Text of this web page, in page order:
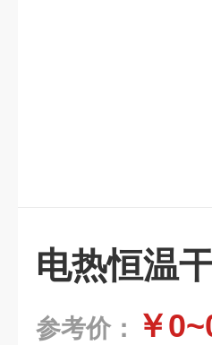
电热恒温
参考价： ￥